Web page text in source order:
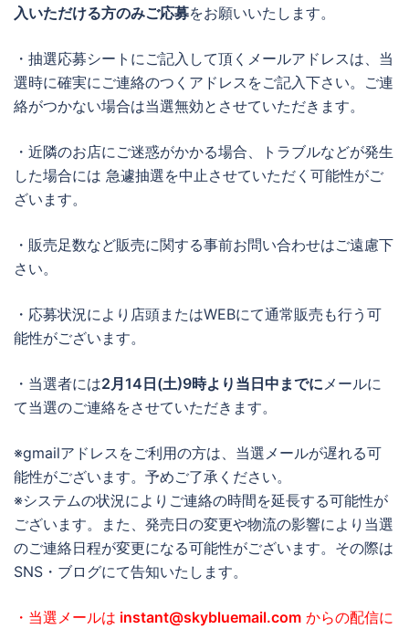
入いただける方のみご応募をお願いいたします。
・抽選応募シートにご記入して頂くメールアドレスは、当
選時に確実にご連絡のつくアドレスをご記入下さい。ご連
絡がつかない場合は当選無効とさせていただきます。
・近隣のお店にご迷惑がかかる場合、トラブルなどが発生
した場合には 急遽抽選を中止させていただく可能性がご
ざいます。
・販売足数など販売に関する事前お問い合わせはご遠慮下
さい。
・応募状況により店頭またはWEBにて通常販売も行う可
能性がございます。
・当選者には2月14日(土)9時より当日中までにメールに
て当選のご連絡をさせていただきます。
※gmailアドレスをご利用の方は、当選メールが遅れる可
能性がございます。予めご了承ください。
※システムの状況によりご連絡の時間を延長する可能性が
ございます。また、発売日の変更や物流の影響により当選
のご連絡日程が変更になる可能性がございます。その際は
SNS・ブログにて告知いたします。
・当選メールは instant@skybluemail.com からの配信に